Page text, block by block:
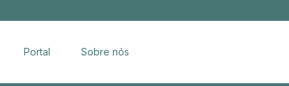
Portal Sobre nós